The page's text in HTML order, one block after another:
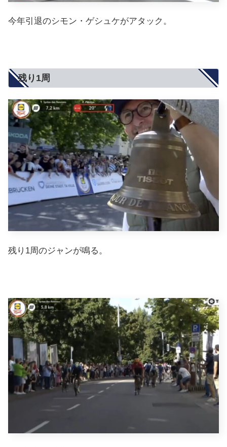
今年引退のシモン・ゲシュケがアタック。
残り1周
残り1周のジャンが鳴る。